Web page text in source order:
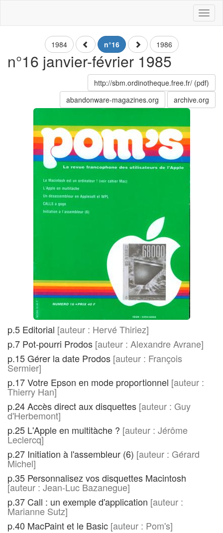
1984 n°16 1986
n°16 janvier-février 1985
http://sbm.ordinotheque.free.fr/ (pdf)
abandonware-magazines.org
archive.org
p.5 Editorial [auteur : Hervé Thiriez]
p.7 Pot-pourri Prodos [auteur : Alexandre Avrane]
p.15 Gérer la date Prodos [auteur : François
Sermier]
p.17 Votre Epson en mode proportionnel [auteur :
Thierry Han]
p.24 Accès direct aux disquettes [auteur : Guy
d'Herbemont]
p.25 L'Apple en multitàche ? [auteur : Jérôme
Leclercq]
p.27 Initiation à l'assembleur (6) [auteur : Gérard
Michel]
p.35 Personnalisez vos disquettes Macintosh
[auteur : Jean-Luc Bazanegue]
p.37 Call : un exemple d'application [auteur :
Marianne Sutz]
p.40 MacPaint et le Basic [auteur : Pom's]